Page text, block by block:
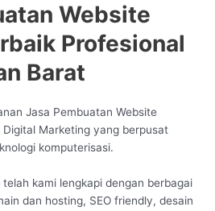
Website
Profesional
Barat
Jasa Pembuatan Website
Marketing yang berpusat
komputerisasi.
kami lengkapi dengan berbagai
dan hosting, SEO friendly, desain